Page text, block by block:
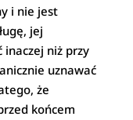
i nie jest
jej
niż przy
uznawać
że
końcem